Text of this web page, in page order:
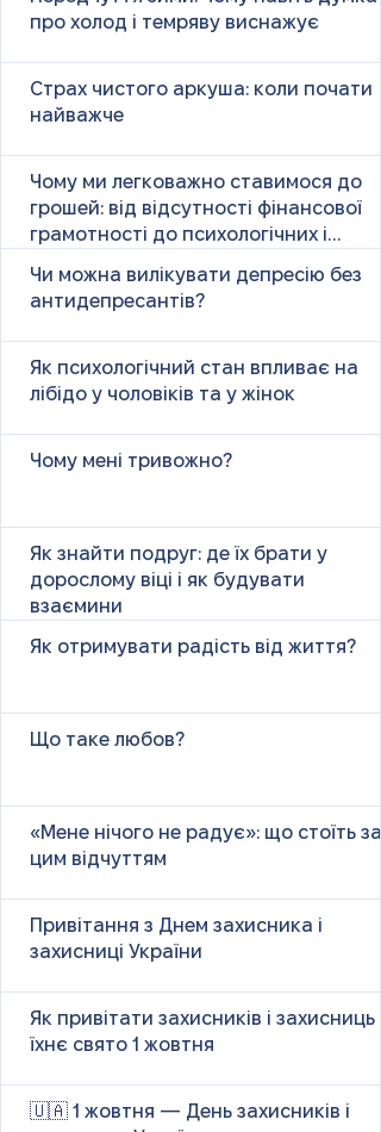
про холод і темряву виснажує
Страх чистого аркуша: коли почати
найважче
Чому ми легковажно ставимося до
грошей: від відсутності фінансової
грамотності до психологічних і
Чи можна вилікувати депресію без
антидепресантів?
Як психологічний стан впливає на
лібідо у чоловіків та у жінок
Чому мені тривожно?
Як знайти подруг: де їх брати у
дорослому віці і як будувати
взаємини
Як отримувати радість від життя?
Що таке любов?
«Мене нічого не радує»: що стоїть за
цим відчуттям
Привітання з Днем захисника і
захисниці України
Як привітати захисників і захисниць у
їхнє свято 1 жовтня
🇺🇦 1 жовтня — День захисників і